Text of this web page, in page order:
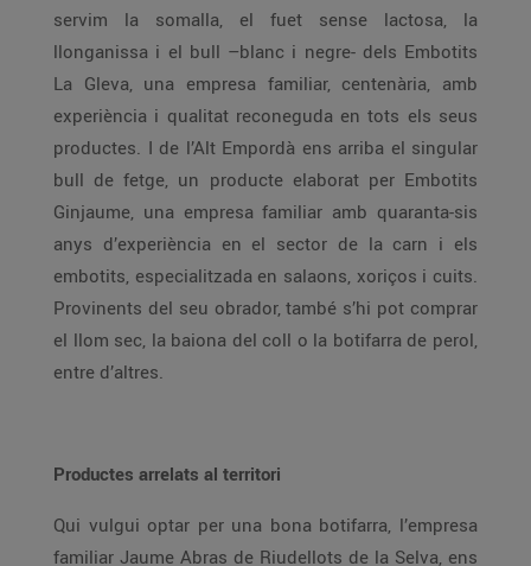
servim la somalla, el fuet sense lactosa, la
llonganissa i el bull –blanc i negre- dels Embotits
La Gleva, una empresa familiar, centenària, amb
experiència i qualitat reconeguda en tots els seus
productes. I de l’Alt Empordà ens arriba el singular
bull de fetge, un producte elaborat per Embotits
Ginjaume, una empresa familiar amb quaranta-sis
anys d’experiència en el sector de la carn i els
embotits, especialitzada en salaons, xoriços i cuits.
Provinents del seu obrador, també s’hi pot comprar
el llom sec, la baiona del coll o la botifarra de perol,
entre d’altres.
Productes arrelats al territori
Qui vulgui optar per una bona botifarra, l’empresa
familiar Jaume Abras de Riudellots de la Selva, ens